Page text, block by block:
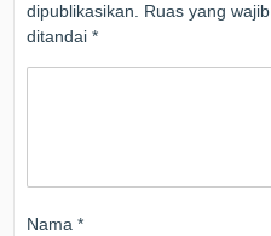
dipublikasikan.
Ruas yang wajib
ditandai*
Nama*